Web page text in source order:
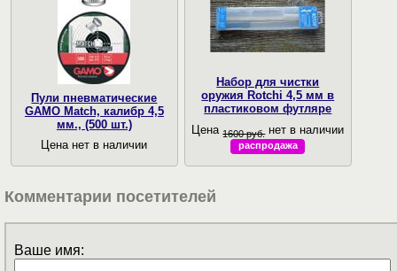
Пули пневматические
GAMO Match, калибр 4,5
мм., (500 шт.)
Цена нет в наличии
Набор для чистки
оружия Rotchi 4,5 мм в
пластиковом футляре
Цена 1600 руб. нет в наличии
распродажа
Комментарии посетителей
Ваше имя: